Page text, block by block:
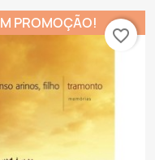
PROMOÇÃO!
favorite_border